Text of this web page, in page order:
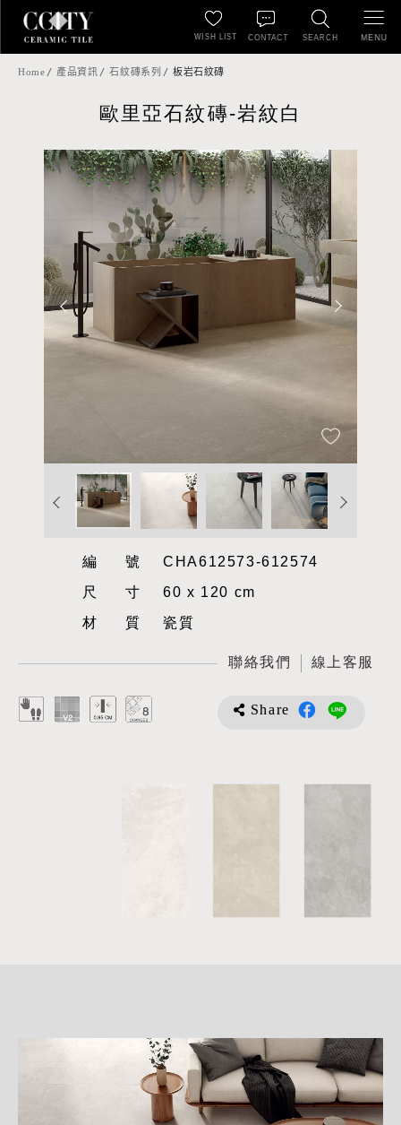
SEARCH
WISH LIST CONTACT MENU
Home 產品資訊 石紋磚系列 板岩石紋磚
歐里亞石紋磚-岩紋白
編號CHA612573-612574
尺寸60 x 120 cm
材質瓷質
聯絡我們 線上客服
Share